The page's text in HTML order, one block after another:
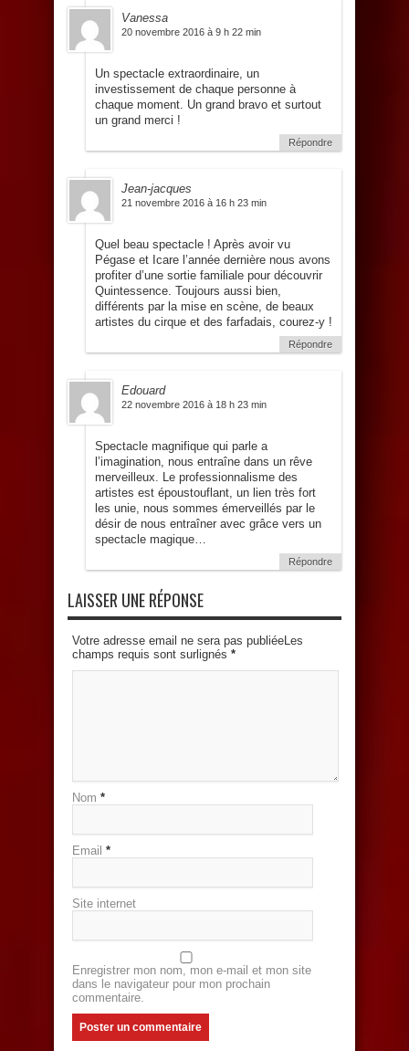
Vanessa
20 novembre 2016 à 9 h 22 min
Un spectacle extraordinaire, un
investissement de chaque personne à
chaque moment. Un grand bravo et surtout
un grand merci !
Répondre
Jean-jacques
21 novembre 2016 à 16 h 23 min
Quel beau spectacle ! Après avoir vu
Pégase et Icare l’année dernière nous avons
profiter d’une sortie familiale pour découvrir
Quintessence. Toujours aussi bien,
différents par la mise en scène, de beaux
artistes du cirque et des farfadais, courez-y !
Répondre
Edouard
22 novembre 2016 à 18 h 23 min
Spectacle magnifique qui parle a
l’imagination, nous entraîne dans un rêve
merveilleux. Le professionnalisme des
artistes est époustouflant, un lien très fort
les unie, nous sommes émerveillés par le
désir de nous entraîner avec grâce vers un
spectacle magique…
Répondre
LAISSER UNE RÉPONSE
Votre adresse email ne sera pas publiéeLes
champs requis sont surlignés *
Nom *
Email *
Site internet
Enregistrer mon nom, mon e-mail et mon site
dans le navigateur pour mon prochain
commentaire.